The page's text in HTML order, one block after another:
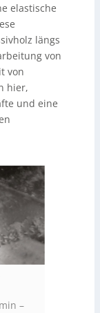
elastische
längs
von
von
hier,
und eine
–